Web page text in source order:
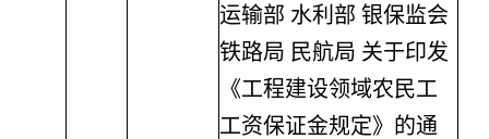
运输部 水利部 银保监会
铁路局 民航局 关于印发
《工程建设领域农民工
工资保证金规定》的通